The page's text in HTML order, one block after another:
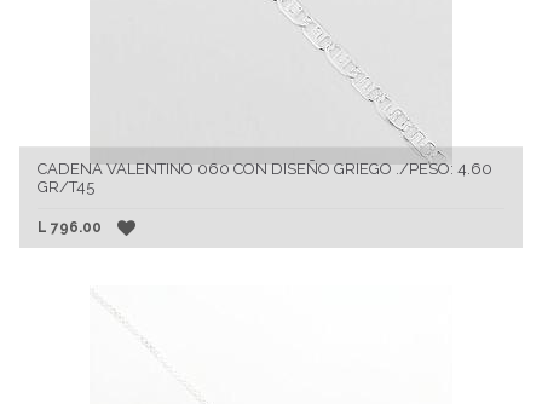
CADENA VALENTINO 060 CON DISEÑO GRIEGO ./PESO: 4.60
GR/T45
L 796.00